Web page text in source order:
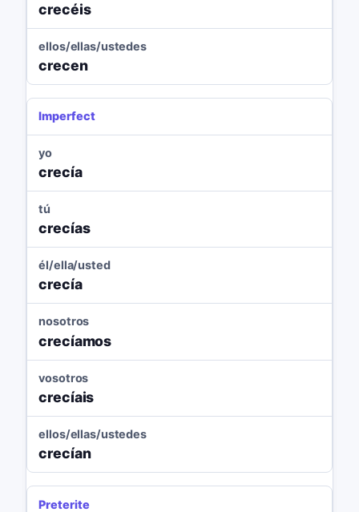
crecéis
ellos/ellas/ustedes
crecen
Imperfect
yo
crecía
tú
crecías
él/ella/usted
crecía
nosotros
crecíamos
vosotros
crecíais
ellos/ellas/ustedes
crecían
Preterite